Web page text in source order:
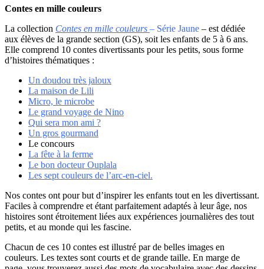
Contes en mille couleurs
La collection Contes en mille couleurs – Série Jaune – est dédiée
aux élèves de la grande section (GS), soit les enfants de 5 à 6 ans.
Elle comprend 10 contes divertissants pour les petits, sous forme
d’histoires thématiques :
Un doudou très jaloux
La maison de Lili
Micro, le microbe
Le grand voyage de Nino
Qui sera mon ami ?
Un gros gourmand
Le concours
La fête à la ferme
Le bon docteur Ouplala
Les sept couleurs de l’arc-en-ciel.
Nos contes ont pour but d’inspirer les enfants tout en les divertissant.
Faciles à comprendre et étant parfaitement adaptés à leur âge, nos
histoires sont étroitement liées aux expériences journalières des tout
petits, et au monde qui les fascine.
Chacun de ces 10 contes est illustré par de belles images en
couleurs. Les textes sont courts et de grande taille. En marge de